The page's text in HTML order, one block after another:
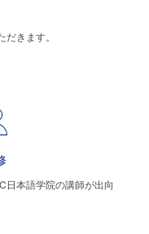
きます。
日本語学院の講師が出向